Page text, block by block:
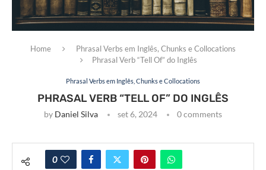
Home
Phrasal Verbs em Inglês, Chunks e Collocations
Phrasal Verb “Tell Of” do Inglês
Phrasal Verbs em Inglês, Chunks e Collocations
PHRASAL VERB “TELL OF” DO INGLÊS
by Daniel Silva set 6, 2024 0 comments
0